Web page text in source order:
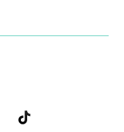
–
WELIFE–